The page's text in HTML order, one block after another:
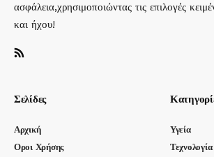
ασφάλεια,χρησιμοποιώντας τις επιλογές
και ήχου!
Σελίδες
Αρχική
Οροι Χρήσης
Υγεία
Τεχνολογία